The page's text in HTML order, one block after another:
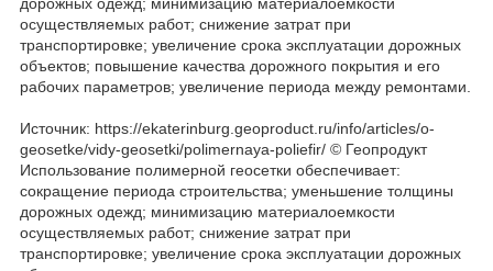
осуществляемых работ; снижение затрат при
транспортировке; увеличение срока эксплуатации дорожных
объектов; повышение качества дорожного покрытия и его
рабочих параметров; увеличение периода между ремонтами.
Источник: https://ekaterinburg.geoproduct.ru/info/articles/o-
geosetke/vidy-geosetki/polimernaya-poliefir/ © Геопродукт
Использование полимерной геосетки обеспечивает:
сокращение периода строительства; уменьшение толщины
дорожных одежд; минимизацию материалоемкости
осуществляемых работ; снижение затрат при
транспортировке; увеличение срока эксплуатации дорожных